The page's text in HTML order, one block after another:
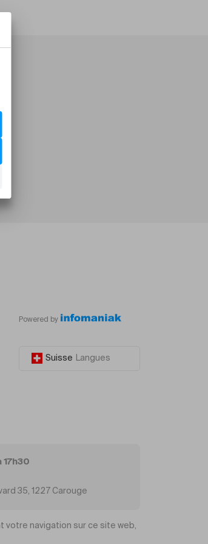
Powered by
Suisse Langues
17h30
35, 1227 Carouge
votre navigation sur ce site web,